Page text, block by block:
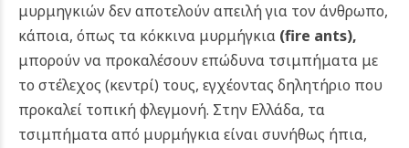
μυρμηγκιών δεν αποτελούν απειλή για τον άνθρωπο,
κάποια, όπως τα κόκκινα μυρμήγκια (fire ants),
μπορούν να προκαλέσουν επώδυνα τσιμπήματα με
το στέλεχος (κεντρί) τους, εγχέοντας δηλητήριο που
προκαλεί τοπική φλεγμονή. Στην Ελλάδα, τα
τσιμπήματα από μυρμήγκια είναι συνήθως ήπια,